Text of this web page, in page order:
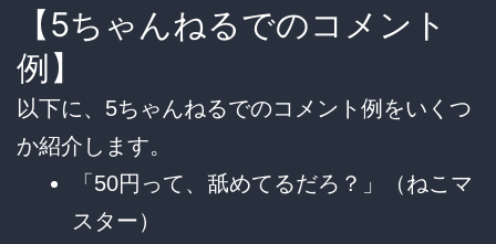
【5ちゃんねるでのコメント
例】
以下に、5ちゃんねるでのコメント例をいくつ
か紹介します。
「50円って、舐めてるだろ？」（ねこマ
スター）